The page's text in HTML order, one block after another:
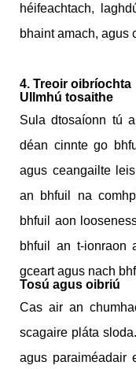
héifeachtach,
bhaint amach, agus
4. Treoir oibríochta
Ullmhú tosaithe
Sula dtosaíonn tú
déan cinnte go
agus ceangailte
an bhfuil na
bhfuil aon
bhfuil an t-ionraon
gceart agus nach
Tosú agus oibriú
Cas air an
scagaire pláta
agus paraiméadair